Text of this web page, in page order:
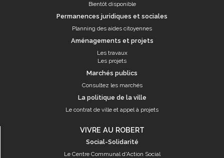
Bientôt disponible
Permanences juridiques et sociales
Planning des aides citoyennes
Aménagements et projets
Les travaux
Les projets
Marchés publics
Consultez les marchés
La politique de la ville
Le contrat de ville et appel à projets
VIVRE AU ROBERT
Social-Solidarité
Le Centre Communal d'Action Social